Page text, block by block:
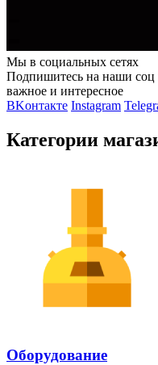
Мы в социальных сетях
Подпишитесь на наши соц
важное и интересное
ВKонтакте Instagram
Категории
Оборудование